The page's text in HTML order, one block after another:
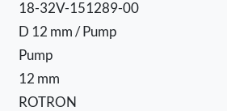
18-32V-151289-00
D 12 mm / Pump
Pump
12 mm
ROTRON